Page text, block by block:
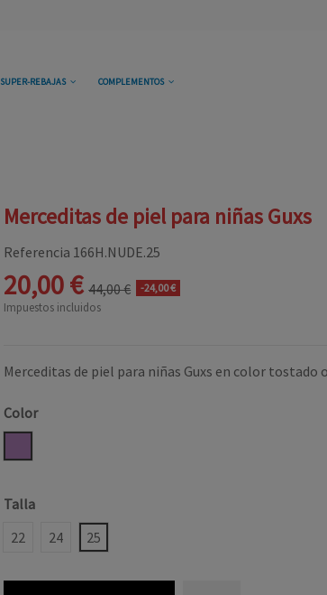
SUPER-REBAJAS COMPLEMENTOS
Merceditas de piel para niñas Guxs
Referencia 166H.NUDE.25
20,00 € 44,00 € -24,00 €
Impuestos incluidos
Merceditas de piel para niñas Guxs en color tostado
Color
Talla
22
24 25